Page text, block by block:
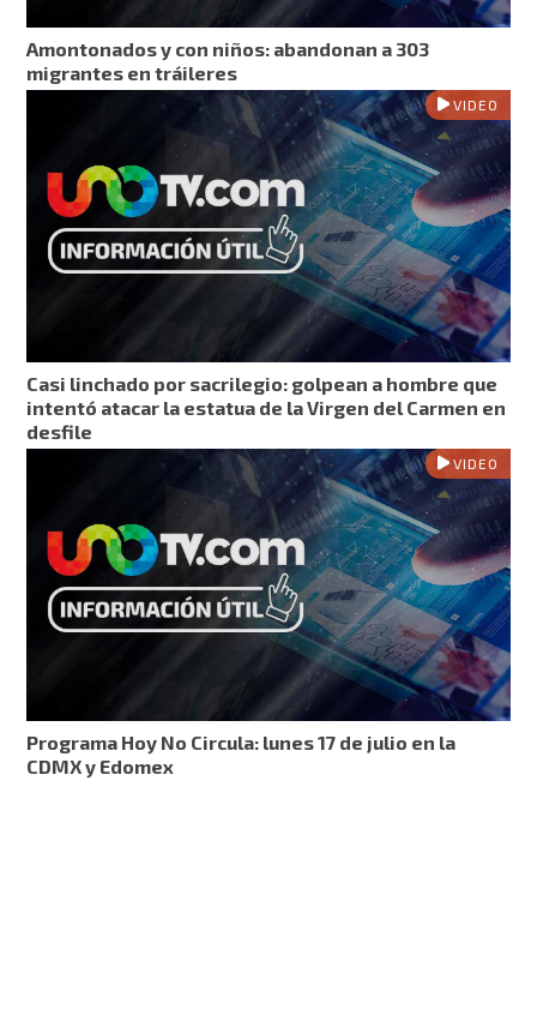
Amontonados y con niños: abandonan a 303
migrantes en tráileres
VIDEO
Casi linchado por sacrilegio: golpean a hombre que
intentó atacar la estatua de la Virgen del Carmen en
desfile
VIDEO
Programa Hoy No Circula: lunes 17 de julio en la
CDMX y Edomex